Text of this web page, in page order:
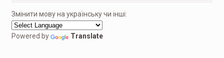
Змінити мову на українську чи інші:
Powered by Translate